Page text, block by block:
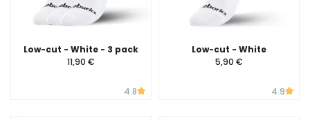
Low-cut - White - 3 pack
11,90 €
4.8
Low-cut - White
5,90 €
4.9